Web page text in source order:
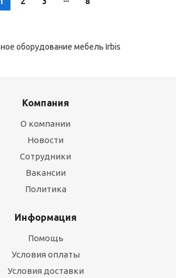
оборудование мебель Irbis
Компания
О компании
Новости
Сотрудники
Вакансии
Политика
Информация
Помощь
Условия оплаты
Условия доставки